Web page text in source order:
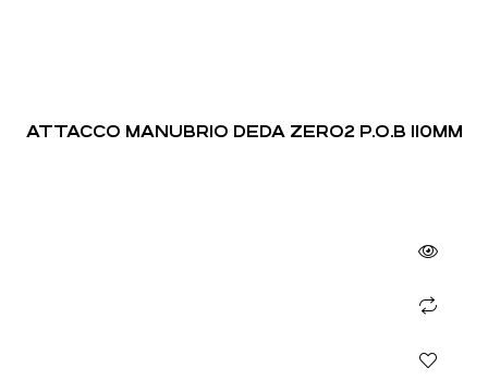
ATTACCO MANUBRIO DEDA ZERO2 P.O.B 110MM